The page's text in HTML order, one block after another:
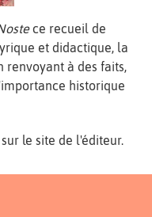
ce recueil de
et didactique, la
renvoyant à des faits,
historique
le site de l'éditeur.